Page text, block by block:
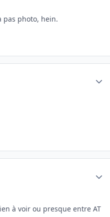
pas photo, hein.
à voir ou presque entre AT